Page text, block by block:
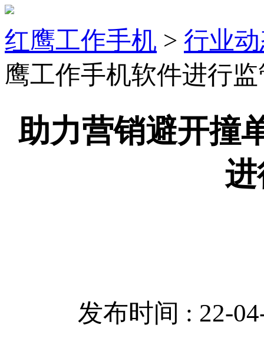
红鹰工作手机 > 行业
鹰工作手机软件进行监
助力营销避开撞
发布时间 : 22-